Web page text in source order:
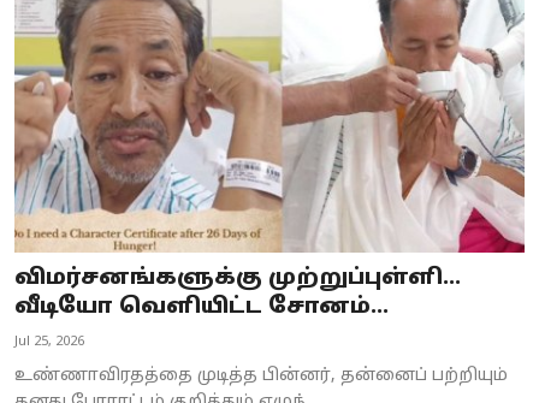
Business
Crime
Tamilnadu
National
World
Astrology
Spirituality
விமர்சனங்களுக்கு முற்றுப்புள்ளி…
வீடியோ வெளியிட்ட சோனம்...
Jul 25, 2026
உண்ணாவிரதத்தை முடித்த பின்னர், தன்னைப் பற்றியும்